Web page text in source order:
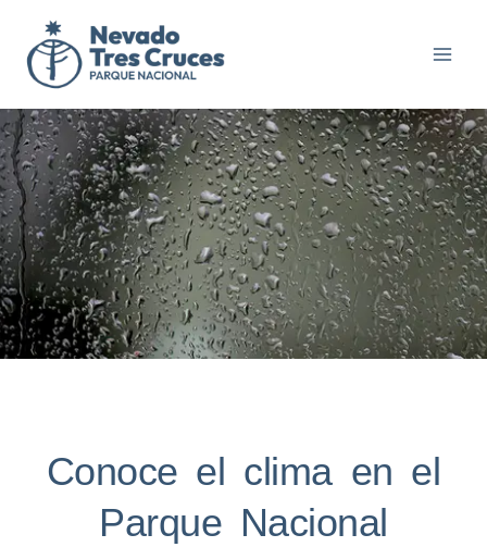
contenido
Conoce el clima en el
Parque Nacional